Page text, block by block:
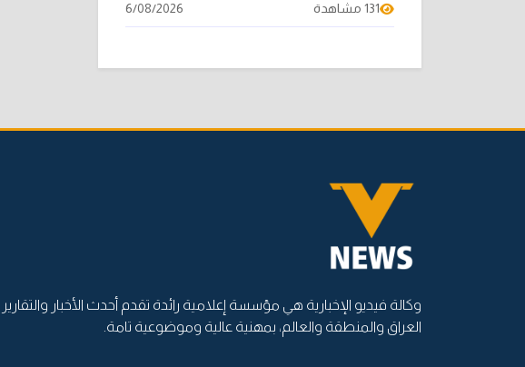
131 مشاهدة 6/08/2026
وكالة فيديو الإخبارية هي مؤسسة إعلامية رائدة تقدم أحدث الأخبار
العراق والمنطقة والعالم، بمهنية عالية وموضوعية تامة.